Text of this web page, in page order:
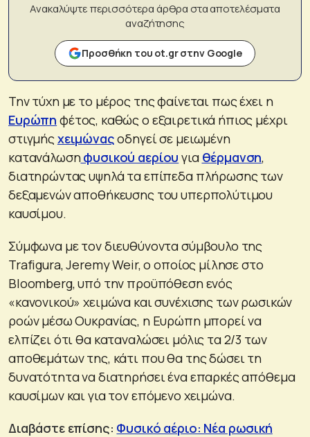
Ανακαλύψτε περισσότερα άρθρα στα αποτελέσματα
αναζήτησης
Προσθήκη του ot.gr στην Google
Την τύχη με το μέρος της φαίνεται πως έχει η
Ευρώπη φέτος, καθώς ο εξαιρετικά ήπιος μέχρι
στιγμήςχειμώναςοδηγεί σε μειωμένη
κατανάλωσηφυσικού αερίου για θέρμανση,
διατηρώντας υψηλά τα επίπεδα πλήρωσης των
δεξαμενών αποθήκευσης του υπερπολύτιμου
καυσίμου.
Σύμφωνα με τον διευθύνοντα σύμβουλο της
Trafigura, Jeremy Weir, ο οποίος μίλησε στο
Bloomberg, υπό την προϋπόθεση ενός
«κανονικού» χειμώνα και συνέχισης των ρωσικών
ροών μέσω Ουκρανίας, η Ευρώπη μπορεί να
ελπίζει ότι θα καταναλώσει μόλις τα 2/3 των
αποθεμάτων της, κάτι που θα της δώσει τη
δυνατότητα να διατηρήσει ένα επαρκές απόθεμα
καυσίμων και για τον επόμενο χειμώνα.
Διαβάστε επίσης: Φυσικό αέριο: Νέα ρωσική